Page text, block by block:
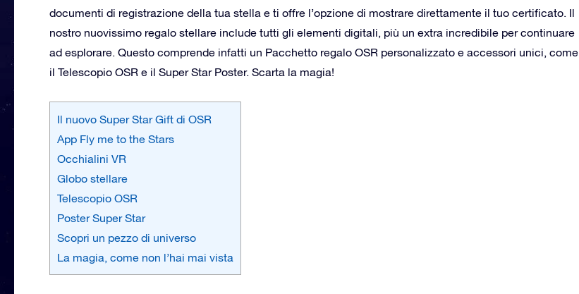
documenti di registrazione della tua stella e ti offre l’opzione di mostrare direttamente il tuo certificato. Il
nostro nuovissimo regalo stellare include tutti gli elementi digitali, più un extra incredibile per continuare
ad esplorare. Questo comprende infatti un Pacchetto regalo OSR personalizzato e accessori unici, come
il Telescopio OSR e il Super Star Poster. Scarta la magia!
Il nuovo Super Star Gift di OSR
App Fly me to the Stars
Occhialini VR
Globo stellare
Telescopio OSR
Poster Super Star
Scopri un pezzo di universo
La magia, come non l’hai mai vista